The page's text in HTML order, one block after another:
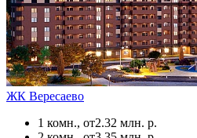
ЖК Вересаево
1 комн., от2.32 млн. р.